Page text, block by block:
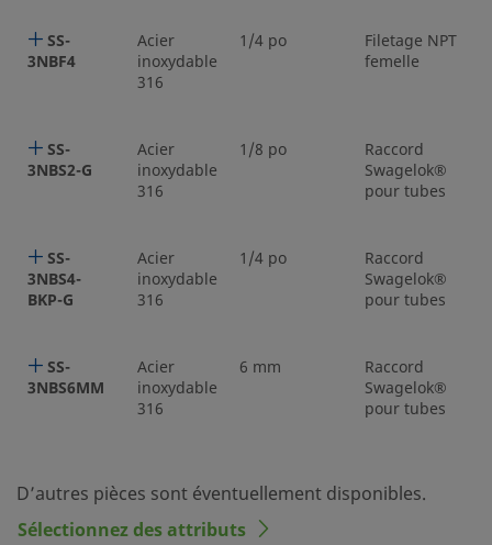
SS-
3NBF4
Acier
inoxydable
316
1/4 po
Filetage NPT
femelle
SS-
3NBS2-G
Acier
inoxydable
316
1/8 po
Raccord
Swagelok®
pour tubes
SS-
3NBS4-
BKP-G
Acier
inoxydable
316
1/4 po
Raccord
Swagelok®
pour tubes
SS-
3NBS6MM
Acier
inoxydable
316
6 mm
Raccord
Swagelok®
pour tubes
D’autres pièces sont éventuellement disponibles.
Sélectionnez des attributs